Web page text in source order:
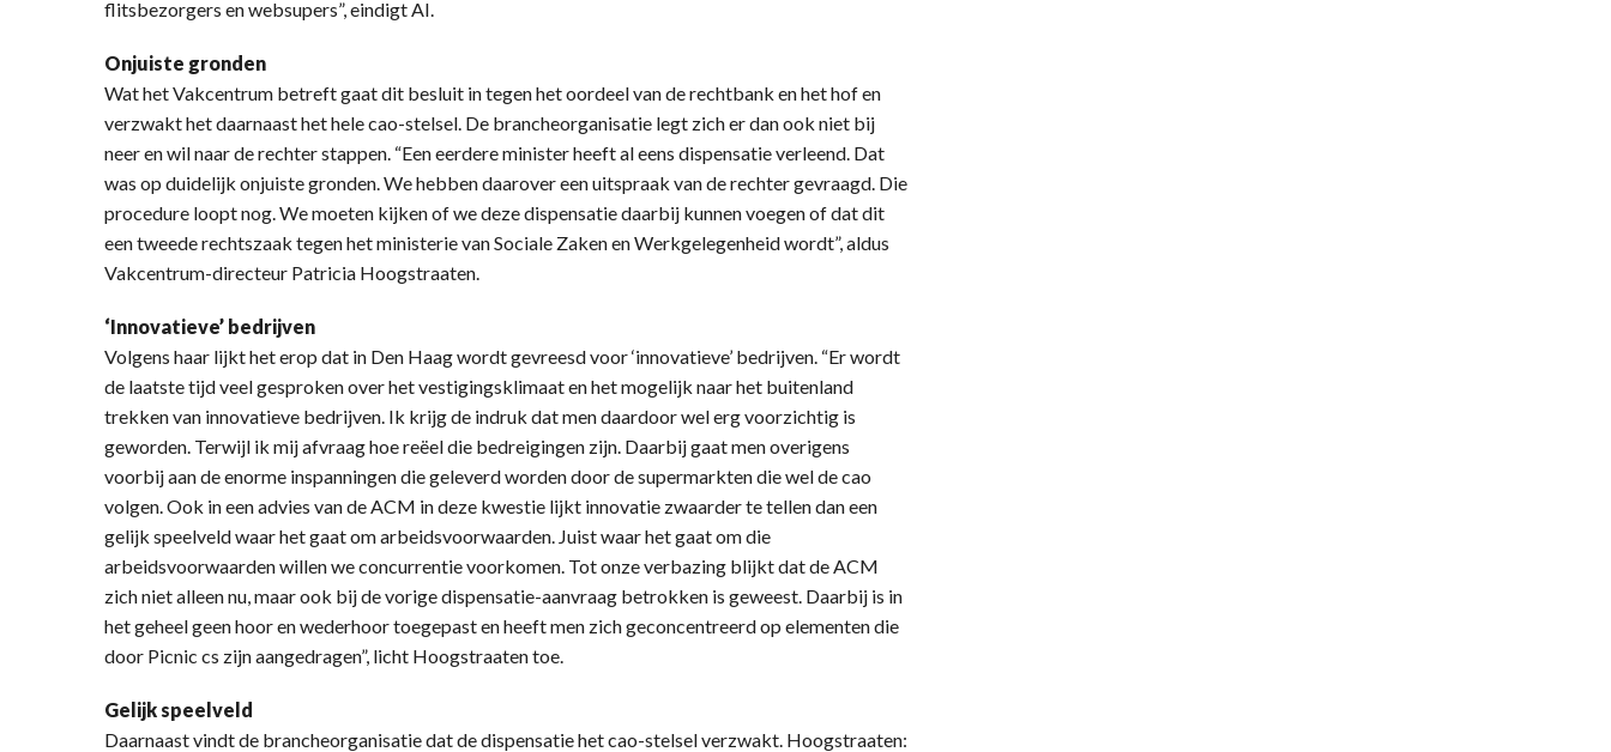
flitsbezorgers en websupers”, eindigt AI.
Onjuiste gronden
Wat het Vakcentrum betreft gaat dit besluit in tegen het oordeel van de rechtbank en het hof en
verzwakt het daarnaast het hele cao-stelsel. De brancheorganisatie legt zich er dan ook niet bij
neer en wil naar de rechter stappen. “Een eerdere minister heeft al eens dispensatie verleend. Dat
was op duidelijk onjuiste gronden. We hebben daarover een uitspraak van de rechter gevraagd. Die
procedure loopt nog. We moeten kijken of we deze dispensatie daarbij kunnen voegen of dat dit
een tweede rechtszaak tegen het ministerie van Sociale Zaken en Werkgelegenheid wordt”, aldus
Vakcentrum-directeur Patricia Hoogstraaten.
‘Innovatieve’ bedrijven
Volgens haar lijkt het erop dat in Den Haag wordt gevreesd voor ‘innovatieve’ bedrijven. “Er wordt
de laatste tijd veel gesproken over het vestigingsklimaat en het mogelijk naar het buitenland
trekken van innovatieve bedrijven. Ik krijg de indruk dat men daardoor wel erg voorzichtig is
geworden. Terwijl ik mij afvraag hoe reëel die bedreigingen zijn. Daarbij gaat men overigens
voorbij aan de enorme inspanningen die geleverd worden door de supermarkten die wel de cao
volgen. Ook in een advies van de ACM in deze kwestie lijkt innovatie zwaarder te tellen dan een
gelijk speelveld waar het gaat om arbeidsvoorwaarden. Juist waar het gaat om die
arbeidsvoorwaarden willen we concurrentie voorkomen. Tot onze verbazing blijkt dat de ACM
zich niet alleen nu, maar ook bij de vorige dispensatie-aanvraag betrokken is geweest. Daarbij is in
het geheel geen hoor en wederhoor toegepast en heeft men zich geconcentreerd op elementen die
door Picnic cs zijn aangedragen”, licht Hoogstraaten toe.
Gelijk speelveld
Daarnaast vindt de brancheorganisatie dat de dispensatie het cao-stelsel verzwakt. Hoogstraaten: